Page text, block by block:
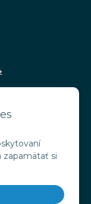
zapamätať si